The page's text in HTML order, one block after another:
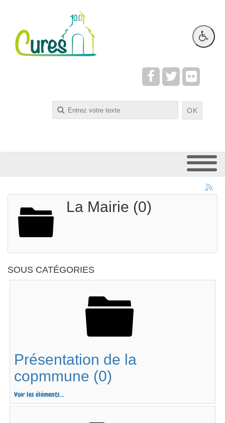
OK
La Mairie (0)
SOUS CATÉGORIES
Présentation de la
copmmune (0)
Voir les éléments...